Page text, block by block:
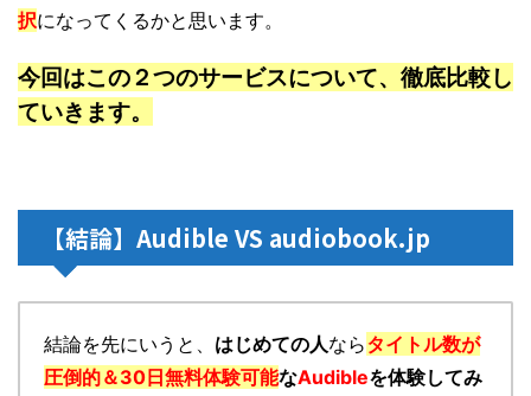
択になってくるかと思います。
今回はこの２つのサービスについて、徹底比較し
ていきます。
【結論】Audible VS audiobook.jp
結論を先にいうと、 はじめての人ならタイトル数が
圧倒的＆30日無料体験可能なAudibleを体験してみ